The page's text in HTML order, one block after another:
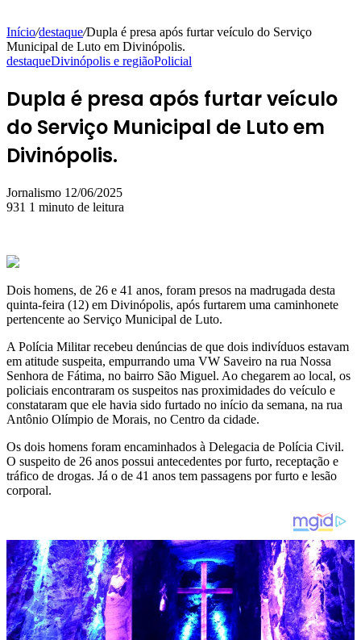
Início/destaque/Dupla é presa após furtar veículo do Serviço
Municipal de Luto em Divinópolis.
destaqueDivinópolis e regiãoPolicial
Dupla é presa após furtar veículo
do Serviço Municipal de Luto em
Divinópolis.
Jornalismo Mande
um
12/06/2025
931 1 minuto de leitura
Dois homens, de 26 e 41 anos, foram presos na madrugada desta
quinta-feira (12) em Divinópolis, após furtarem uma caminhonete
pertencente ao Serviço Municipal de Luto.
A Polícia Militar recebeu denúncias de que dois indivíduos estavam
em atitude suspeita, empurrando uma VW Saveiro na rua Nossa
Senhora de Fátima, no bairro São Miguel. Ao chegarem ao local, os
policiais encontraram os suspeitos nas proximidades do veículo e
constataram que ele havia sido furtado no início da semana, na rua
Antônio Olímpio de Morais, no Centro da cidade.
Os dois homens foram encaminhados à Delegacia de Polícia Civil.
O suspeito de 26 anos possui antecedentes por furto, receptação e
tráfico de drogas. Já o de 41 anos tem passagens por furto e lesão
corporal.